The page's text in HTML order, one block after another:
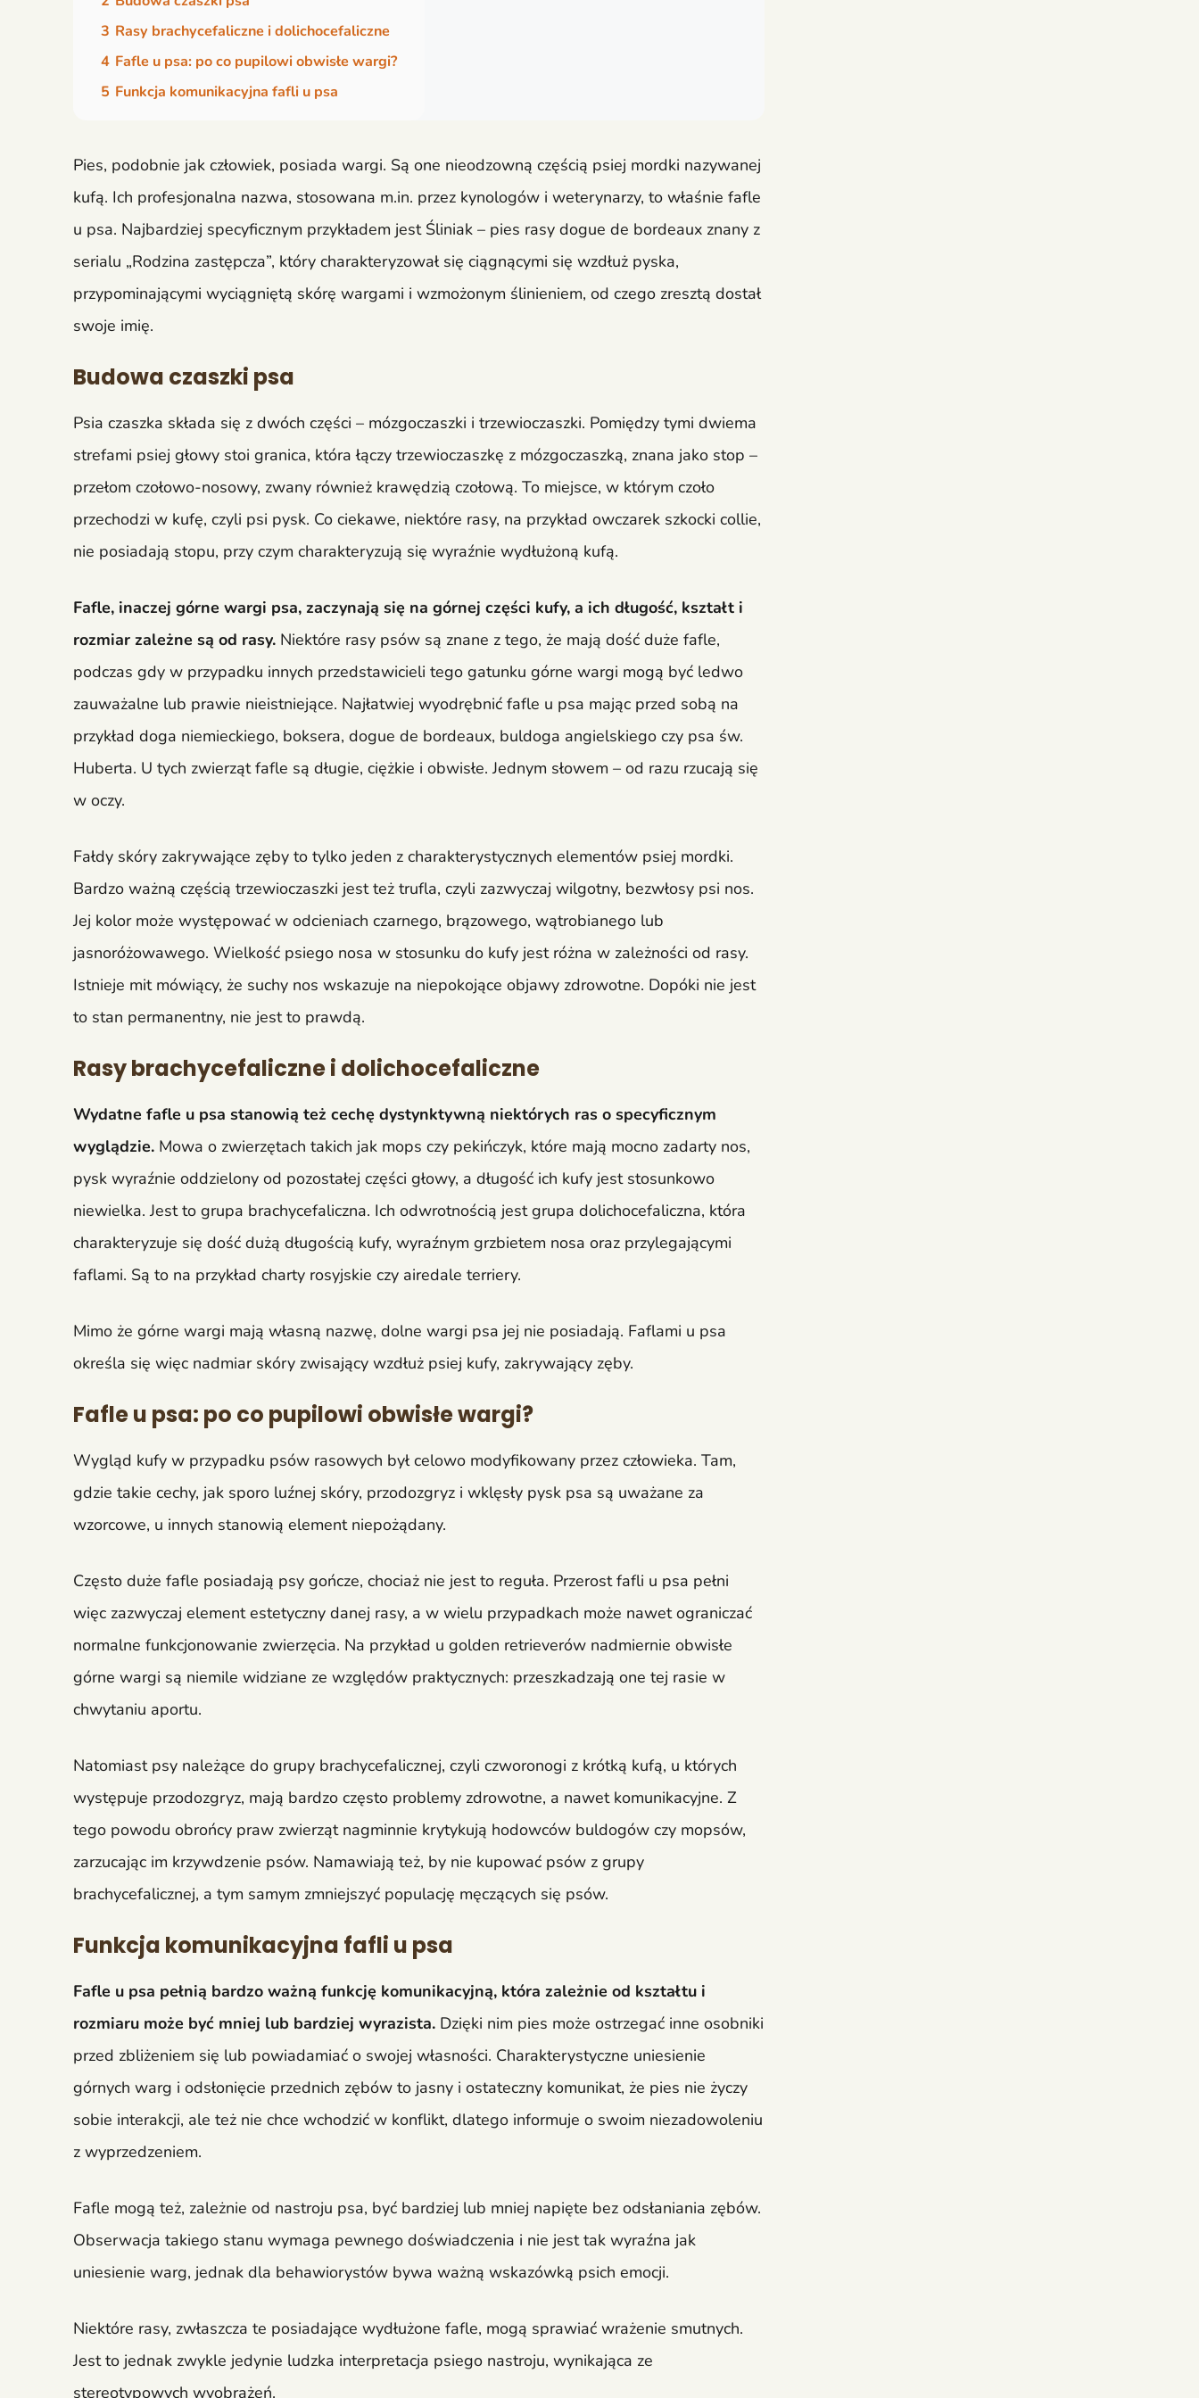
3 Rasy brachycefaliczne i dolichocefaliczne
4 Fafle u psa: po co pupilowi obwisłe wargi?
5 Funkcja komunikacyjna fafli u psa
Pies, podobnie jak człowiek, posiada wargi. Są one nieodzowną częścią psiej mordki nazywanej
kufą. Ich profesjonalna nazwa, stosowana m.in. przez kynologów i weterynarzy, to właśnie fafle
u psa. Najbardziej specyficznym przykładem jest Śliniak – pies rasy dogue de bordeaux znany z
serialu „Rodzina zastępcza”, który charakteryzował się ciągnącymi się wzdłuż pyska,
przypominającymi wyciągniętą skórę wargami i wzmożonym ślinieniem, od czego zresztą dostał
swoje imię.
Budowa czaszki psa
Psia czaszka składa się z dwóch części – mózgoczaszki i trzewioczaszki. Pomiędzy tymi dwiema
strefami psiej głowy stoi granica, która łączy trzewioczaszkę z mózgoczaszką, znana jako stop –
przełom czołowo-nosowy, zwany również krawędzią czołową. To miejsce, w którym czoło
przechodzi w kufę, czyli psi pysk. Co ciekawe, niektóre rasy, na przykład owczarek szkocki collie,
nie posiadają stopu, przy czym charakteryzują się wyraźnie wydłużoną kufą.
Fafle, inaczej górne wargi psa, zaczynają się na górnej części kufy, a ich długość, kształt i
rozmiar zależne są od rasy. Niektóre rasy psów są znane z tego, że mają dość duże fafle,
podczas gdy w przypadku innych przedstawicieli tego gatunku górne wargi mogą być ledwo
zauważalne lub prawie nieistniejące. Najłatwiej wyodrębnić fafle u psa mając przed sobą na
przykład doga niemieckiego, boksera, dogue de bordeaux, buldoga angielskiego czy psa św.
Huberta. U tych zwierząt fafle są długie, ciężkie i obwisłe. Jednym słowem – od razu rzucają się
w oczy.
Fałdy skóry zakrywające zęby to tylko jeden z charakterystycznych elementów psiej mordki.
Bardzo ważną częścią trzewioczaszki jest też trufla, czyli zazwyczaj wilgotny, bezwłosy psi nos.
Jej kolor może występować w odcieniach czarnego, brązowego, wątrobianego lub
jasnoróżowawego. Wielkość psiego nosa w stosunku do kufy jest różna w zależności od rasy.
Istnieje mit mówiący, że suchy nos wskazuje na niepokojące objawy zdrowotne. Dopóki nie jest
to stan permanentny, nie jest to prawdą.
Rasy brachycefaliczne i dolichocefaliczne
Wydatne fafle u psa stanowią też cechę dystynktywną niektórych ras o specyficznym
wyglądzie. Mowa o zwierzętach takich jak mops czy pekińczyk, które mają mocno zadarty nos,
pysk wyraźnie oddzielony od pozostałej części głowy, a długość ich kufy jest stosunkowo
niewielka. Jest to grupa brachycefaliczna. Ich odwrotnością jest grupa dolichocefaliczna, która
charakteryzuje się dość dużą długością kufy, wyraźnym grzbietem nosa oraz przylegającymi
faflami. Są to na przykład charty rosyjskie czy airedale terriery.
Mimo że górne wargi mają własną nazwę, dolne wargi psa jej nie posiadają. Faflami u psa
określa się więc nadmiar skóry zwisający wzdłuż psiej kufy, zakrywający zęby.
Fafle u psa: po co pupilowi obwisłe wargi?
Wygląd kufy w przypadku psów rasowych był celowo modyfikowany przez człowieka. Tam,
gdzie takie cechy, jak sporo luźnej skóry, przodozgryz i wklęsły pysk psa są uważane za
wzorcowe, u innych stanowią element niepożądany.
Często duże fafle posiadają psy gończe, chociaż nie jest to reguła. Przerost fafli u psa pełni
więc zazwyczaj element estetyczny danej rasy, a w wielu przypadkach może nawet ograniczać
normalne funkcjonowanie zwierzęcia. Na przykład u golden retrieverów nadmiernie obwisłe
górne wargi są niemile widziane ze względów praktycznych: przeszkadzają one tej rasie w
chwytaniu aportu.
Natomiast psy należące do grupy brachycefalicznej, czyli czworonogi z krótką kufą, u których
występuje przodozgryz, mają bardzo często problemy zdrowotne, a nawet komunikacyjne. Z
tego powodu obrońcy praw zwierząt nagminnie krytykują hodowców buldogów czy mopsów,
zarzucając im krzywdzenie psów. Namawiają też, by nie kupować psów z grupy
brachycefalicznej, a tym samym zmniejszyć populację męczących się psów.
Funkcja komunikacyjna fafli u psa
Fafle u psa pełnią bardzo ważną funkcję komunikacyjną, która zależnie od kształtu i
rozmiaru może być mniej lub bardziej wyrazista. Dzięki nim pies może ostrzegać inne osobniki
przed zbliżeniem się lub powiadamiać o swojej własności. Charakterystyczne uniesienie
górnych warg i odsłonięcie przednich zębów to jasny i ostateczny komunikat, że pies nie życzy
sobie interakcji, ale też nie chce wchodzić w konflikt, dlatego informuje o swoim niezadowoleniu
z wyprzedzeniem.
Fafle mogą też, zależnie od nastroju psa, być bardziej lub mniej napięte bez odsłaniania zębów.
Obserwacja takiego stanu wymaga pewnego doświadczenia i nie jest tak wyraźna jak
uniesienie warg, jednak dla behawiorystów bywa ważną wskazówką psich emocji.
Niektóre rasy, zwłaszcza te posiadające wydłużone fafle, mogą sprawiać wrażenie smutnych.
Jest to jednak zwykle jedynie ludzka interpretacja psiego nastroju, wynikająca ze
stereotypowych wyobrażeń.